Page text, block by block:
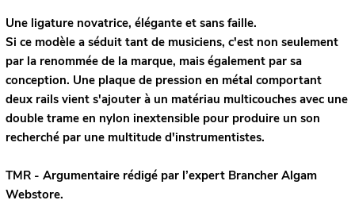
Une ligature novatrice, élégante et sans faille.
Si ce modèle a séduit tant de musiciens, c'est non seulement
par la renommée de la marque, mais également par sa
conception. Une plaque de pression en métal comportant
deux rails vient s'ajouter à un matériau multicouches avec une
double trame en nylon inextensible pour produire un son
recherché par une multitude d'instrumentistes.
TMR - Argumentaire rédigé par l’expert BrancherAlgam
Webstore.